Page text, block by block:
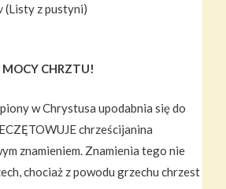
(Listy z pustyni)
CHRZTU!
w Chrystusa upodabnia się do
chrześcijanina
znamieniem. Znamienia tego nie
chociaż z powodu grzechu chrzest